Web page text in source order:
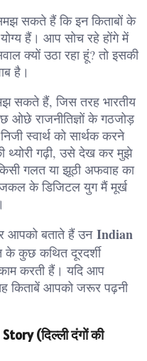
सकते हैं कि इन किताबों के
हैं। आप सोच रहे होंगे में
क्यों उठा रहा हूं? तो इसकी
है।
सकते हैं, जिस तरह भारतीय
राजनीतिज्ञों के गठजोड़
स्वार्थ को सार्थक करने
थ्योरी गढ़ी, उसे देख कर मुझे
गलत या झूठी अफवाह का
के डिजिटल युग मैं मूर्ख
आपको बताते हैं उन Indian
के कुछ कथित दूरदर्शी
करती हैं। यदि आप
किताबें आपको जरूर पढ़नी
(दिल्ली दंगों की